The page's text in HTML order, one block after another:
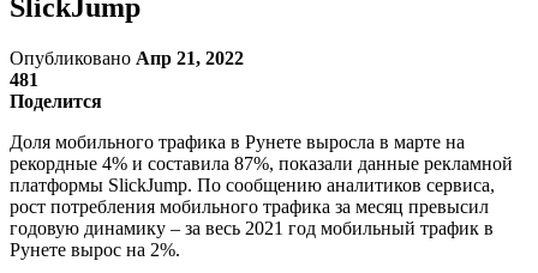
SlickJump
Опубликовано Апр 21, 2022
481
Поделится
Доля мобильного трафика в Рунете выросла в марте на
рекордные 4% и составила 87%, показали данные рекламной
платформы SlickJump. По сообщению аналитиков сервиса,
рост потребления мобильного трафика за месяц превысил
годовую динамику – за весь 2021 год мобильный трафик в
Рунете вырос на 2%.